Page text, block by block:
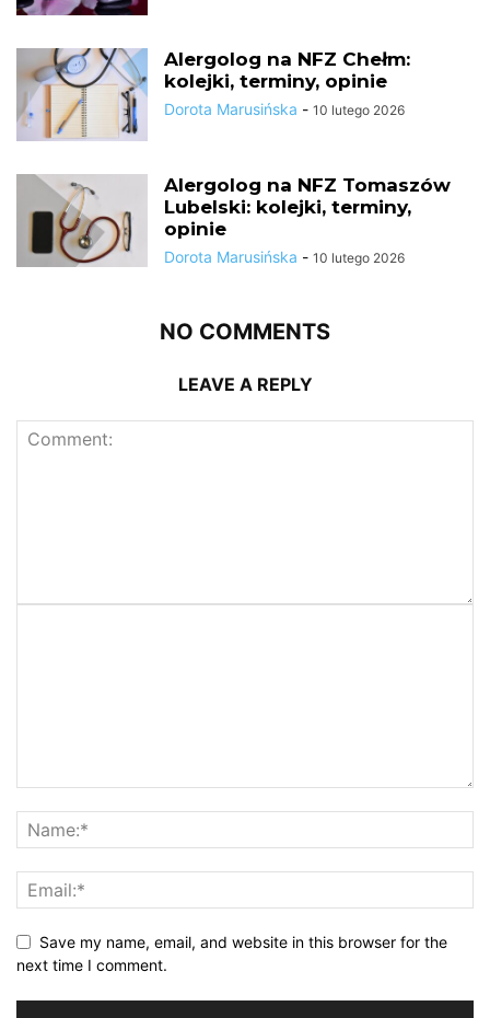
Alergolog na NFZ Chełm:
kolejki, terminy, opinie
Dorota Marusińska - 10 lutego 2026
Alergolog na NFZ Tomaszów
Lubelski: kolejki, terminy,
opinie
Dorota Marusińska - 10 lutego 2026
NO COMMENTS
LEAVE A REPLY
Save my name, email, and website in this browser for the
next time I comment.